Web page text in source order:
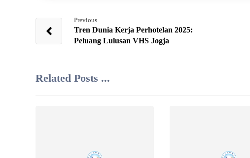
Previous
Tren Dunia Kerja Perhotelan 2025:
Peluang Lulusan VHS Jogja
Related Posts ...